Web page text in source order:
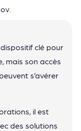
clé pour
mais son accès
s’avérer
il est
des solutions